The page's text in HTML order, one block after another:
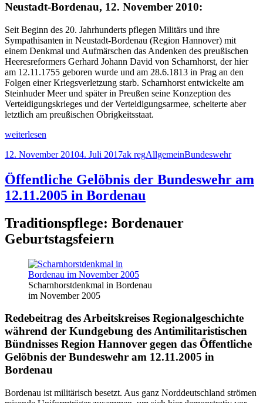
Neustadt-Bordenau, 12. November 2010:
Seit Beginn des 20. Jahrhunderts pflegen Militärs und ihre
Sympathisanten in Neustadt-Bordenau (Region Hannover) mit
einem Denkmal und Aufmärschen das Andenken des preußischen
Heeresreformers Gerhard Johann David von Scharnhorst, der hier
am 12.11.1755 geboren wurde und am 28.6.1813 in Prag an den
Folgen einer Kriegsverletzung starb. Scharnhorst entwickelte am
Steinhuder Meer und später in Preußen seine Konzeption des
Verteidigungskrieges und der Verteidigungsarmee, scheiterte aber
letztlich am preußischen Obrigkeitsstaat.
Scharnhorstgeburtstagsfeier
Aufmarsch
Bundeswehr
weiterlesen
Veröffentlicht
12. November 20104. Juli 2017Autor
ak regKategorien
AllgemeinSchlagwörter
Bundeswehr
Öffentliche Gelöbnis der Bundeswehr am
12.11.2005 in Bordenau
Traditionspflege: Bordenauer
Geburtstagsfeiern
Scharnhorstdenkmal in Bordenau
im November 2005
Redebeitrag des Arbeitskreises Regionalgeschichte
während der Kundgebung des Antimilitaristischen
Bündnisses Region Hannover gegen das Öffentliche
Gelöbnis der Bundeswehr am 12.11.2005 in
Bordenau
Bordenau ist militärisch besetzt. Aus ganz Norddeutschland strömen